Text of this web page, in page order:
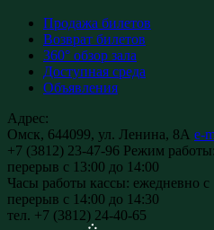
Продажа билетов
Возврат билетов
360° обзор зала
Доступная среда
Объявления
Адрес:
Омск, 644099, ул. Ленина, 8А e-
+7 (3812) 23-47-96 Режим работы:
перерыв с 13:00 до 14:00
Часы работы кассы: ежедневно с
перерыв с 14:00 до 14:30
тел. +7 (3812) 24-40-65